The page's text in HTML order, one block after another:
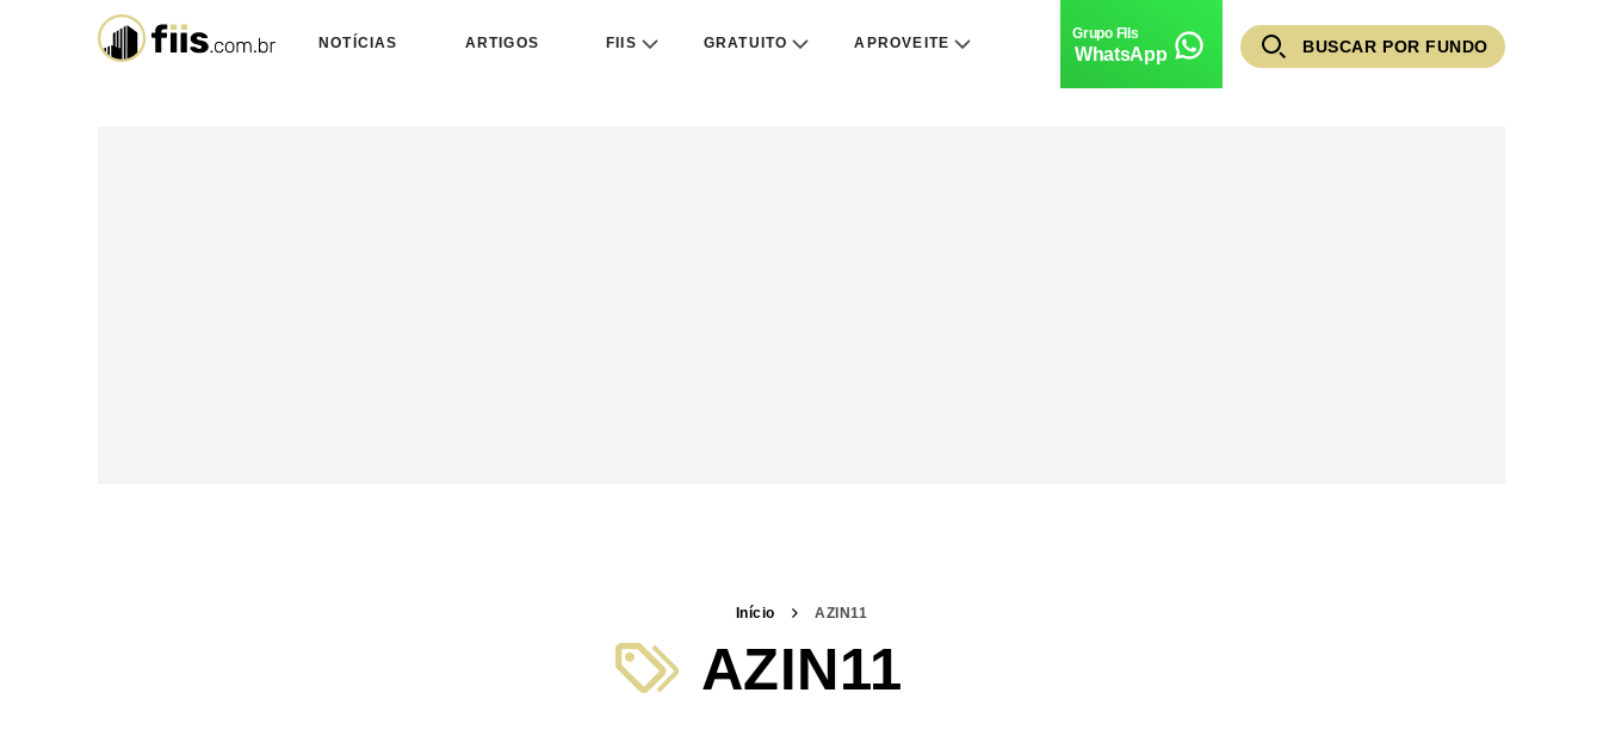
NOTÍCIAS ARTIGOS FIIS GRATUITO APROVEITE
WhatsApp BUSCAR POR FUNDO
Início AZIN11
AZIN11